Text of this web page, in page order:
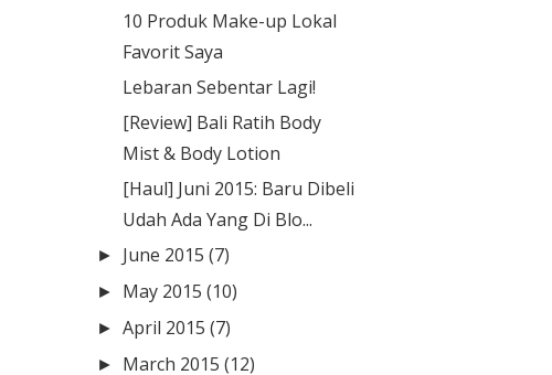
10 Produk Make-up Lokal
Favorit Saya
Lebaran Sebentar Lagi!
[Review] Bali Ratih Body
Mist & Body Lotion
[Haul] Juni 2015: Baru Dibeli
Udah Ada Yang Di Blo...
► June 2015 (7)
► May 2015 (10)
►April 2015 (7)
► March 2015 (12)